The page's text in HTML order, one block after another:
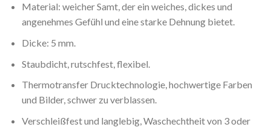
Material: weicher Samt, der ein weiches, dickes und
angenehmes Gefühl und eine starke Dehnung bietet.
Dicke: 5 mm.
Staubdicht, rutschfest, flexibel.
Thermotransfer Drucktechnologie, hochwertige Farben
und Bilder, schwer zu verblassen.
Verschleißfest und langlebig, Waschechtheit von 3 oder